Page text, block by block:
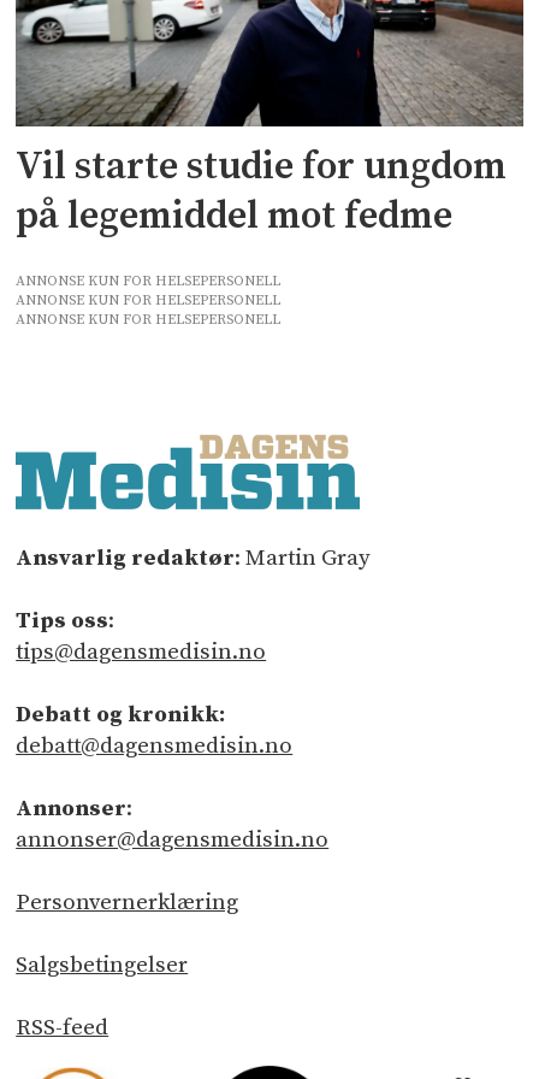
Vil starte studie for ungdom
på legemiddel mot fedme
ANNONSE KUN FOR HELSEPERSONELL
ANNONSE KUN FOR HELSEPERSONELL
ANNONSE KUN FOR HELSEPERSONELL
Ansvarlig redaktør: Martin Gray
Tips oss:
tips@dagensmedisin.no
Debatt og kronikk:
debatt@dagensmedisin.no
Annonser:
annonser@dagensmedisin.no
Personvernerklæring
Salgsbetingelser
RSS-feed